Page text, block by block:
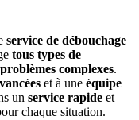
service de débouchage
tous types de
problèmes complexes.
et à une équipe
un service rapide et
chaque situation.